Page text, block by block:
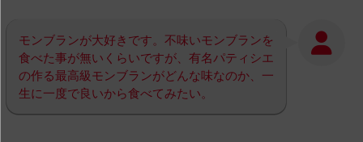
モンブランが大好きです。不味いモンブランを
食べた事が無いくらいですが、有名パティシエ
の作る最高級モンブランがどんな味なのか、一
生に一度で良いから食べてみたい。